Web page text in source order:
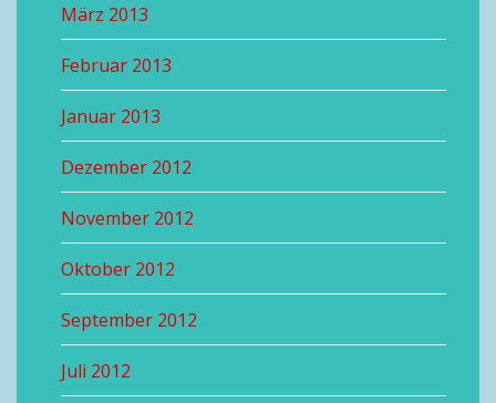
März 2013
Februar 2013
Januar 2013
Dezember 2012
November 2012
Oktober 2012
September 2012
Juli 2012